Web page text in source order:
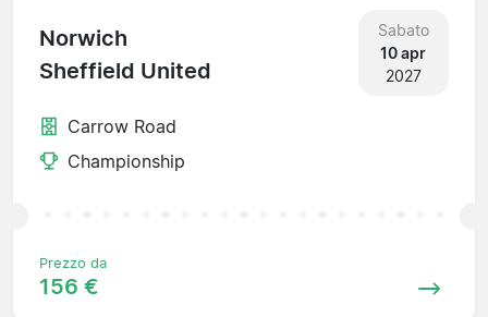
Norwich
Sheffield United
Sabato
10 apr
2027
Carrow Road
Championship
Prezzo da
156 €